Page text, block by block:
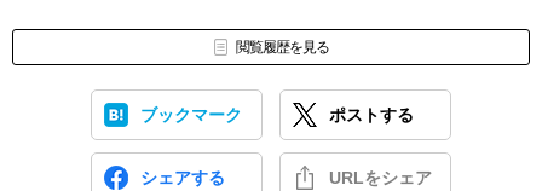
閲覧履歴を見る
ブックマーク ポストする
シェアする URLをシェア